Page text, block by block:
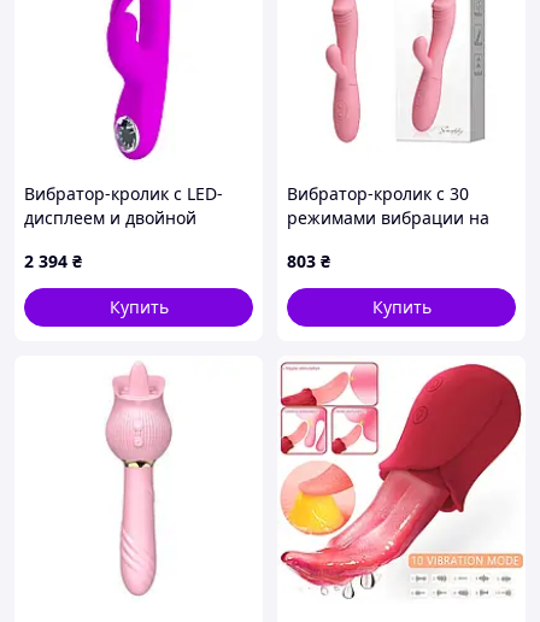
Вибратор-кролик с LED-
дисплеем и двойной
2 394 ₴
Купить
Вибратор-кролик с 30
режимами вибрации на
Snappy Light Pink
803 ₴
Купить